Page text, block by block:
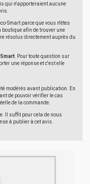
qui n'apporteraient aucune
Smart parce que vous n'êtes
afin de trouver une
résolus directement auprès du
. Pour toute question sur
une réponse et c'est elle
modérés avant publication. En
de pouvoir vérifier le cas
de la commande.
Il suffit pour cela de nous
à publier à cet avis.